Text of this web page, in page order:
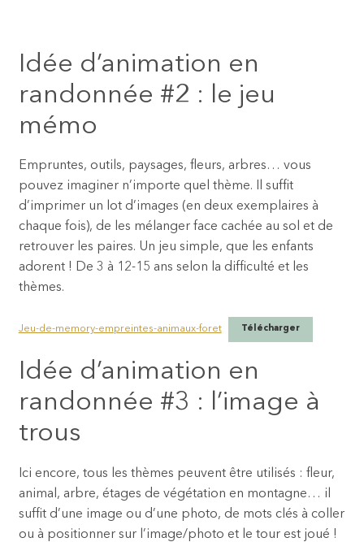
Idée d’animation en
randonnée #2 : le jeu
mémo
Empruntes, outils, paysages, fleurs, arbres… vous
pouvez imaginer n’importe quel thème. Il suffit
d’imprimer un lot d’images (en deux exemplaires à
chaque fois), de les mélanger face cachée au sol et de
retrouver les paires. Un jeu simple, que les enfants
adorent ! De 3 à 12-15 ans selon la difficulté et les
thèmes.
Jeu-de-memory-empreintes-animaux-foret Télécharger
Idée d’animation en
randonnée #3 : l’image à
trous
Ici encore, tous les thèmes peuvent être utilisés : fleur,
animal, arbre, étages de végétation en montagne… il
suffit d’une image ou d’une photo, de mots clés à coller
ou à positionner sur l’image/photo et le tour est joué !